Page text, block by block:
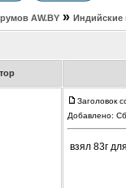
АW.BY » Индийские
Заголовок
Добавлено:
взял 83г